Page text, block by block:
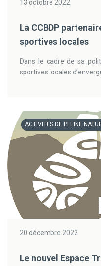
13 octobre 2022
La CCBDP
sportives locales
Dans le cadre de sa
sportives locales
ACTIVITÉS DE PLEINE
20 décembre 2022
Le nouvel Espace